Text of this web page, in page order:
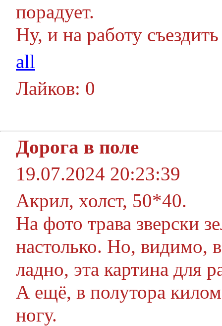
порадует.
Ну, и на работу
all
Лайков: 0
Дорога в поле
19.07.2024 20:23:39
Акрил, холст, 50*40.
На фото трава зверски
настолько. Но, видимо,
ладно, эта картина для
А ещё, в полутора
ногу.